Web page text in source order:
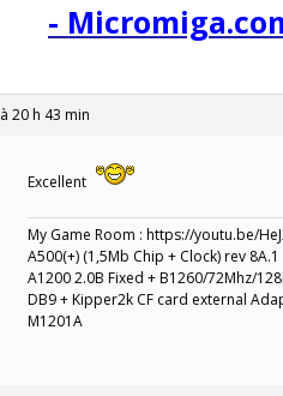
-
20 h 43 min
Excellent
My Game Room : https://youtu.be/
A500(+) (1,5Mb Chip + Clock) rev
A1200 2.0B Fixed + B1260/72Mhz/
DB9 + Kipper2k CF card external
M1201A